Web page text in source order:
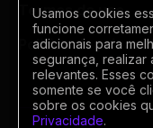
Termos de uso
Politica de
Usamos cookies
funcione
adicionais para
segurança, realizar
relevantes. Esses
somente se você
sobre os cookies
Privacidade.